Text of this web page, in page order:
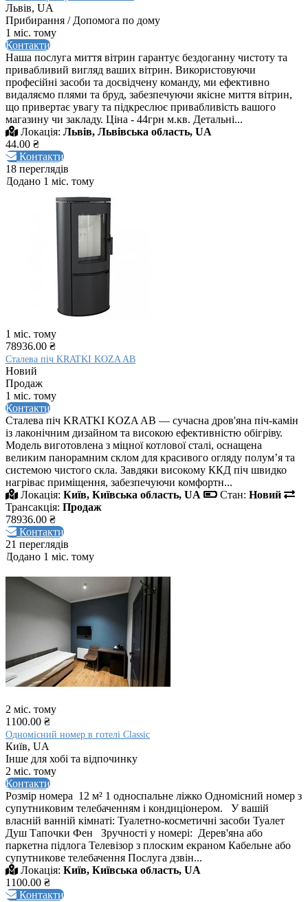
Львів, UA
Прибирання / Допомога по дому
1 міс. тому
Контакти
Наша послуга миття вітрин гарантує бездоганну чистоту та
привабливий вигляд ваших вітрин. Використовуючи
професійні засоби та досвідчену команду, ми ефективно
видаляємо плями та бруд, забезпечуючи якісне миття вітрин,
що привертає увагу та підкреслює привабливість вашого
магазину чи закладу. Ціна - 44грн м.кв. Детальні...
Локація: Львів, Львівська область, UA
44.00 ₴
Контакти
18 переглядів
Додано 1 міс. тому
1 міс. тому
78936.00 ₴
Сталева піч KRATKI KOZA AB
Новий
Продаж
1 міс. тому
Контакти
Сталева піч KRATKI KOZA AB — сучасна дров'яна піч-камін
із лаконічним дизайном та високою ефективністю обігріву.
Модель виготовлена з міцної котлової сталі, оснащена
великим панорамним склом для красивого огляду полум’я та
системою чистого скла. Завдяки високому ККД піч швидко
нагріває приміщення, забезпечуючи комфортн...
Локація: Київ, Київська область, UA Стан: Новий
Трансакція: Продаж
78936.00 ₴
Контакти
21 переглядів
Додано 1 міс. тому
2 міс. тому
1100.00 ₴
Одномісний номер в готелі Classic
Київ, UA
Інше для хобі та відпочинку
2 міс. тому
Контакти
Розмір номера 12 м² 1 односпальне ліжко Одномісний номер з
супутниковим телебаченням і кондиціонером. У вашій
власній ванній кімнаті: Туалетно-косметичні засоби Туалет
Душ Тапочки Фен Зручності у номері: ​ Дерев'яна або
паркетна підлога Телевізор з плоским екраном Кабельне або
супутникове телебачення Послуга дзвін...
Локація: Київ, Київська область, UA
1100.00 ₴
Контакти